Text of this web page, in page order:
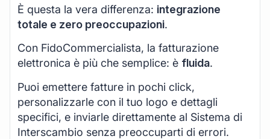
È questa la vera differenza: integrazione
totale e zero preoccupazioni.
Con FidoCommercialista, la fatturazione
elettronica è più che semplice: è fluida.
Puoi emettere fatture in pochi click,
personalizzarle con il tuo logo e dettagli
specifici, e inviarle direttamente al Sistema di
Interscambio senza preoccuparti di errori.